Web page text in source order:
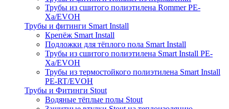
Трубы из сшитого полиэтилена Rommer PE-
Xa/EVOH
Трубы и фитинги Smart Install
Крепёж Smart Install
Подложки для тёплого пола Smart Install
Трубы из сшитого полиэтилена Smart Install PE-
Xa/EVOH
Трубы из термостойкого полиэтилена Smart Install
PE-RT/EVOH
Трубы и Фитинги Stout
Водяные тёплые полы Stout